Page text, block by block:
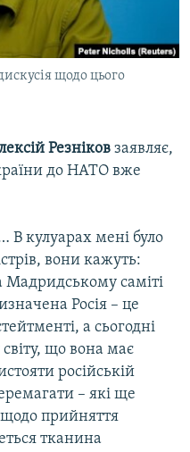
щодо цього
Резніков заявляє,
до НАТО вже
В кулуарах мені було
вони кажуть:
саміті
Росія – це
а сьогодні
що вона має
російській
– які ще
щодо прийняття
тканина